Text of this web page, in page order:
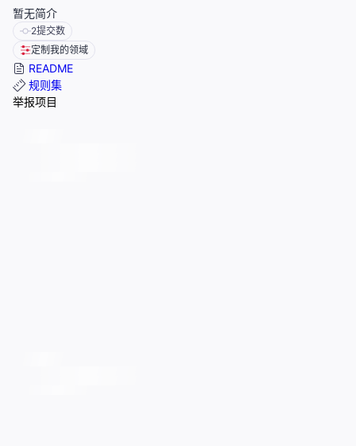
暂无简介
2提交数
定制我的领域
README
规则集
举报项目